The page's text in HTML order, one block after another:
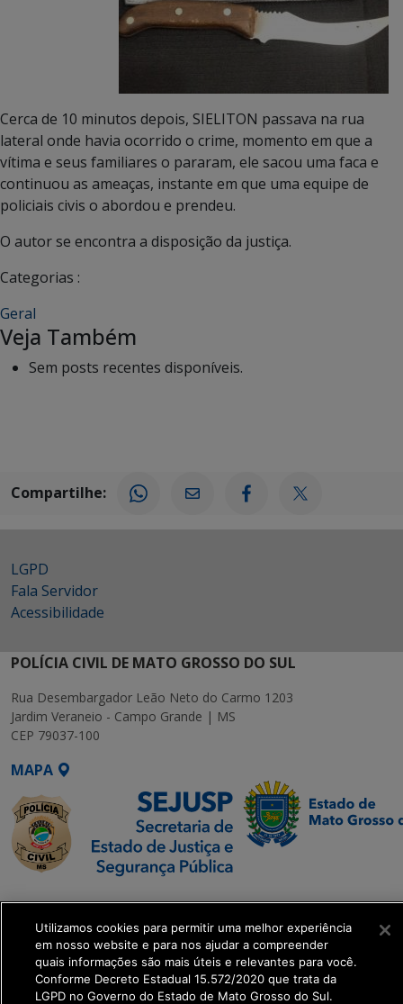
Cerca de 10 minutos depois, SIELITON passava na rua
lateral onde havia ocorrido o crime, momento em que a
vítima e seus familiares o pararam, ele sacou uma faca e
continuou as ameaças, instante em que uma equipe de
policiais civis o abordou e prendeu.
O autor se encontra a disposição da justiça.
Categorias :
Geral
Veja Também
Sem posts recentes disponíveis.
Compartilhe:
LGPD
Fala Servidor
Acessibilidade
POLÍCIA CIVIL DE MATO GROSSO DO SUL
Rua Desembargador Leão Neto do Carmo 1203
Jardim Veraneio - Campo Grande | MS
CEP 79037-100
MAPA
SETDIG | Secretaria-
Executiva de
Transformação Digital
get_footer();
Utilizamos cookies para permitir uma melhor experiência
em nosso website e para nos ajudar a compreender
quais informações são mais úteis e relevantes para você.
Conforme Decreto Estadual 15.572/2020 que trata da
LGPD no Governo do Estado de Mato Grosso do Sul.